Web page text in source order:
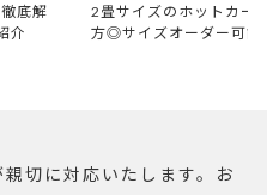
底解
介
2畳サイズのホットカー
方◎サイズオーダー可能
切に対応いたします。お